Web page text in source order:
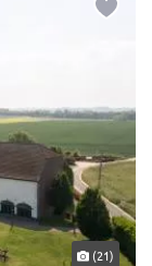
(21)